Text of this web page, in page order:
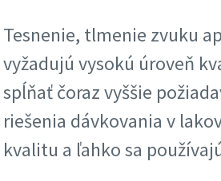
Tesnenie, tlmenie zvuku
vyžadujú vysokú úroveň
spĺňať čoraz vyššie
riešenia dávkovania v
kvalitu a ľahko sa